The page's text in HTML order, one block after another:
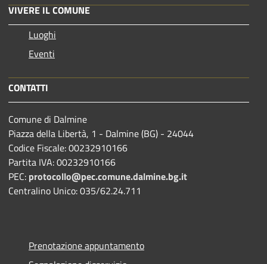
VIVERE IL COMUNE
Luoghi
Eventi
CONTATTI
Comune di Dalmine
Piazza della Libertà, 1 - Dalmine (BG) - 24044
Codice Fiscale: 00232910166
Partita IVA: 00232910166
PEC: protocollo@pec.comune.dalmine.bg.it
Centralino Unico: 035/62.24.711
Prenotazione appuntamento